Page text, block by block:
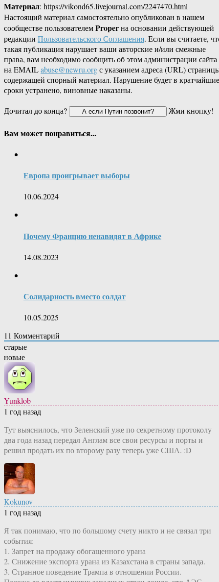
Материал: https://vikond65.livejournal.com/2247470.html
Настоящий материал самостоятельно опубликован в нашем
сообществе пользователемProperна основании действующей
редакции Пользовательского Соглашения. Если вы считаете,
такая публикация нарушает ваши авторские и/или смежные
права, вам необходимо сообщить об этом администрации сайта
на EMAILabuse@newru.orgс указанием адреса (URL)
содержащей спорный материал. Нарушение будет в кратчайшие
сроки устранено, виновные наказаны.
Дочитал до конца?
Жми кнопку!
Вам может понравиться...
Европа проигрывает выборы
10.06.2024
Почему Францию ненавидят в Африке
14.08.2023
Солидарность вместо солдат
10.05.2025
11 Комментарий
старые
новые
Yunklob
1 год назад
Тут выяснилось, что Зеленский уже по секретному протоколу
два года назад передал Англам все свои ресурсы и порты и
решил продать их по второму разу теперь уже США. :D
Kokunov
1 год назад
Я так понимаю, что по большому счету никто и не связал три
события:
1. Запрет на продажу обогащенного урана
2. Снижение экспорта урана из Казахстана в страны запада.
3. Странное поведение Трампа в отношении России.